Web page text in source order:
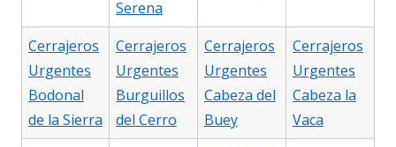
Serena
Cerrajeros
Urgentes
Bodonal
de la Sierra
Cerrajeros
Urgentes
Burguillos
del Cerro
Cerrajeros
Urgentes
Cabeza del
Buey
Cerrajeros
Urgentes
Cabeza la
Vaca